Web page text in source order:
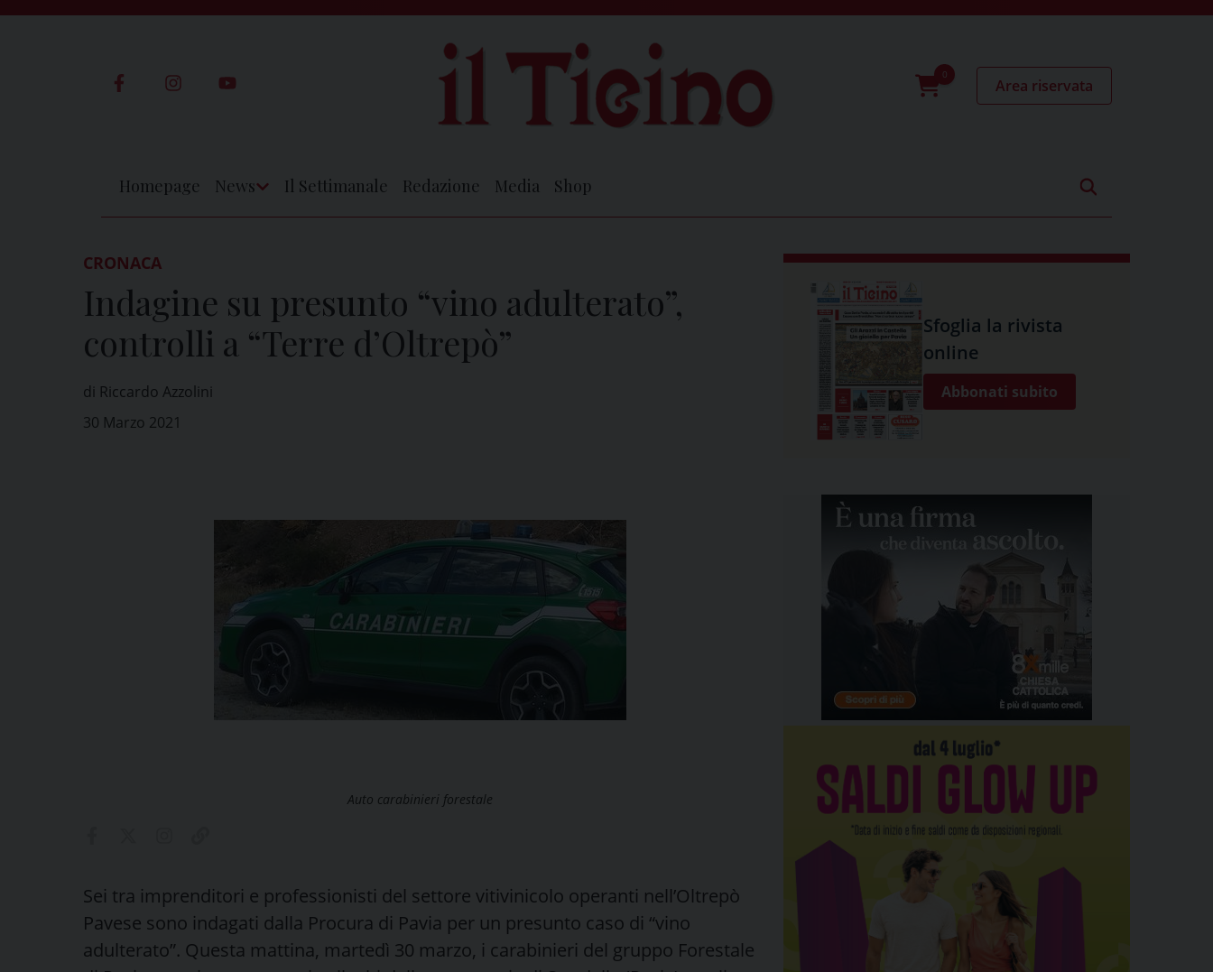
0
Area riservata
Homepage News Il Settimanale Redazione Media Shop
CRONACA
Indagine su presunto “vino adulterato”,
controlli a “Terre d’Oltrepò”
di Riccardo Azzolini
30 Marzo 2021
Auto carabinieri forestale
Sei tra imprenditori e professionisti del settore vitivinicolo operanti nell’Oltrepò
Pavese sono indagati dalla Procura di Pavia per un presunto caso di “vino
adulterato”. Questa mattina, martedì 30 marzo, i carabinieri del gruppo Forestale
Sfoglia la rivista
online
Abbonati subito